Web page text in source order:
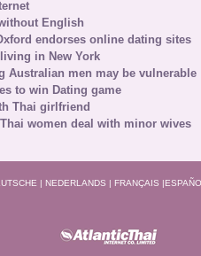
English
endorses online dating sites
in New York
Australian men may be vulnerable
to win Dating game
Thai girlfriend
women deal with minor wives
| NEDERLANDS | FRANÇAIS |